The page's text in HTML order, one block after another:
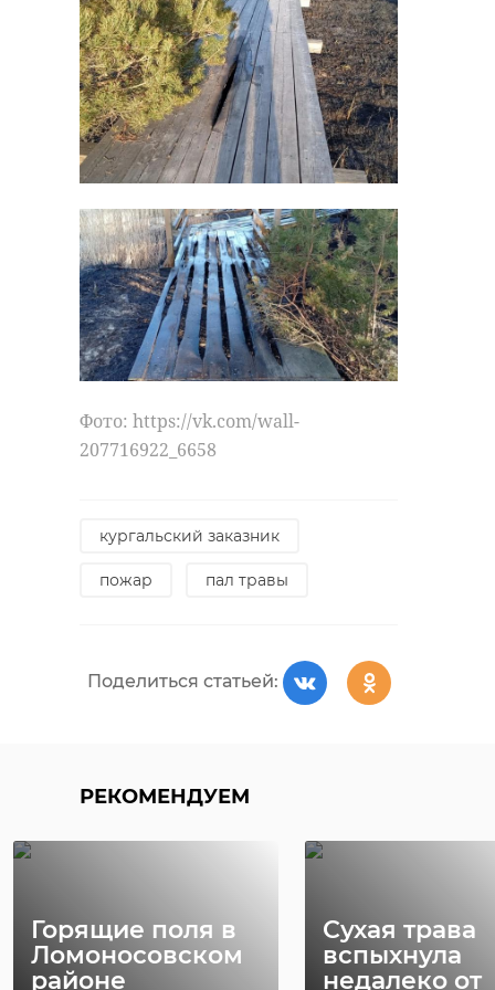
Фото: https://vk.com/wall-
207716922_6658
кургальский заказник
пожар пал травы
Поделиться статьей:
РЕКОМЕНДУЕМ
Горящие поля в
Ломоносовском
районе
Сухая трава
вспыхнула
недалеко от
РЕКОМЕНДУЕМ
Погода в
июля: В пятницу
ждут туман, д ...
24 июля, 16:41
и до +28
п ...
27 июля, 09:13
Фото: https://vk.com/wall-
207716922_6657
дерево года сясьстрой
деревья